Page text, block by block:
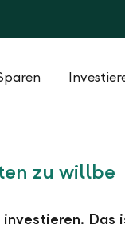
zu willbe
investieren.